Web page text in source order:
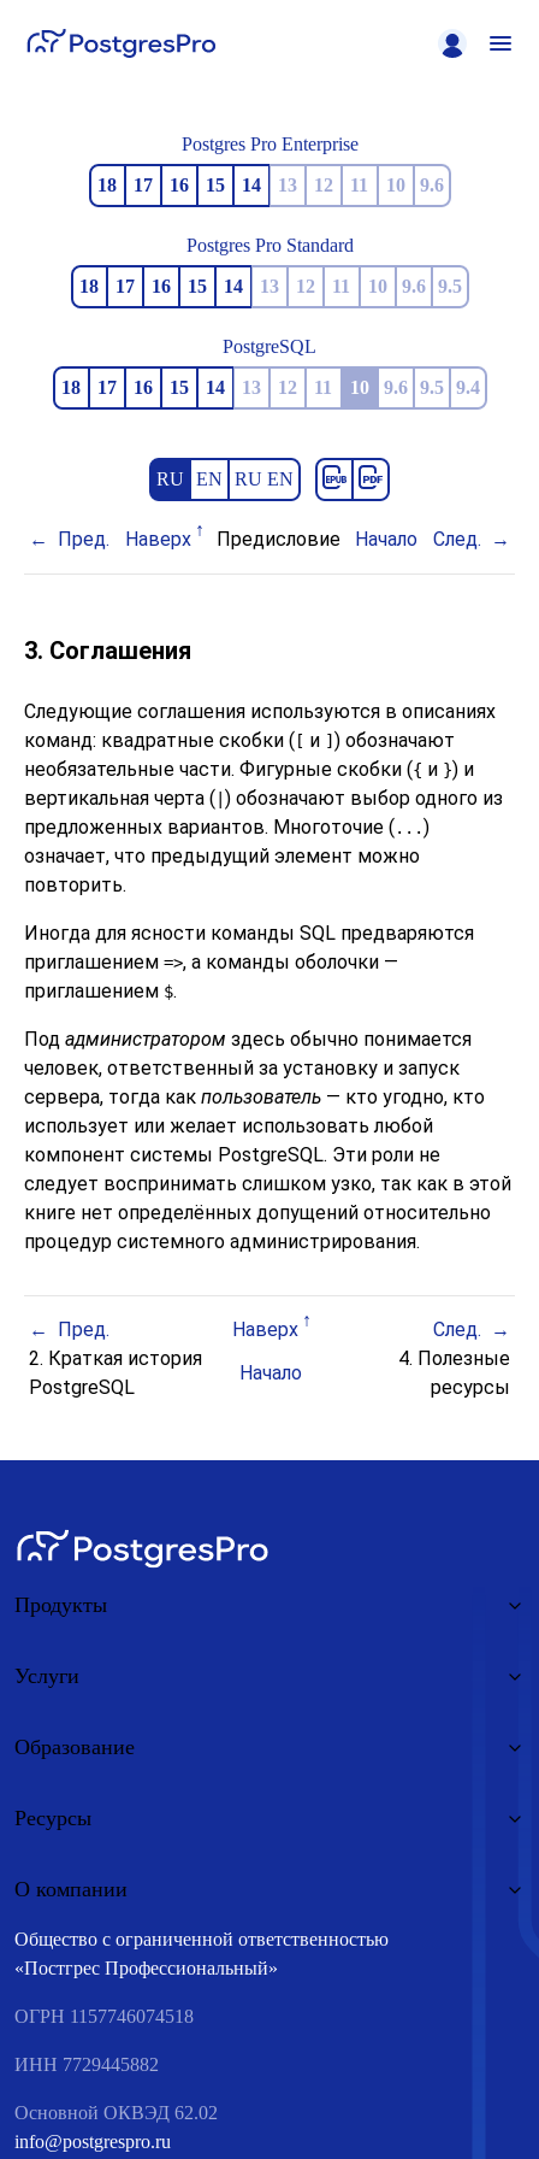
Postgres Pro Enterprise
18
17 16 15 14 13 12 11 10 9.6
Postgres Pro Standard
18
17 16 15 14 13 12 11 10 9.6 9.5
PostgreSQL
18
17 16 15 14 13 12 11 10 9.6 9.5 9.4
RU EN RU EN
Пред. Наверх Предисловие Начало След.
3. Соглашения
Следующие соглашения используются в описаниях
команд: квадратные скобки ( [ и ] ) обозначают
необязательные части. Фигурные скобки ({ и }) и
вертикальная черта ( ) обозначают выбор одного из
предложенных вариантов. Многоточие (...)
означает, что предыдущий элемент можно
повторить.
Иногда для ясности команды SQL предваряются
приглашением =>, а команды оболочки —
приглашением $.
Под администратором здесь обычно понимается
человек, ответственный за установку и запуск
сервера, тогда как пользователь — кто угодно, кто
использует или желает использовать любой
компонент системы PostgreSQL. Эти роли не
следует воспринимать слишком узко, так как в этой
книге нет определённых допущений относительно
процедур системного администрирования.
Пред. Наверх
След.
2. Краткая история
PostgreSQL
Начало
4. Полезные
ресурсы
Общество с ограниченной ответственностью
«Постгрес Профессиональный»
ОГРН 1157746074518
ИНН 7729445882
Основной ОКВЭД 62.02
info@postgrespro.ru
Продукты
Услуги
Образование
Ресурсы
О компании